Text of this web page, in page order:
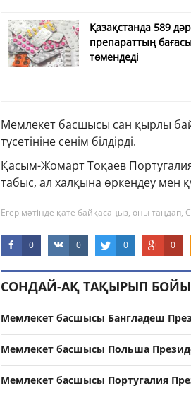
Қазақстанда 589
препараттың
төмендеді
Мемлекет басшысы сан қырлы
түсетініне сенім білдірді.
Қасым-Жомарт Тоқаев
табыс, ал халқына өркендеу мен
Егер мәтінде қате байқасаңыз, оны таңдап,
0 0 0 0
СОНДАЙ-АҚ ТАҚЫРЫП
Мемлекет басшысы Бангладеш
Мемлекет басшысы Польша
Мемлекет басшысы Португалия